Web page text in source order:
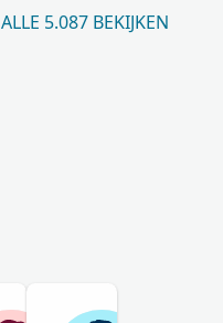
ALLE 5.087 BEKIJKEN